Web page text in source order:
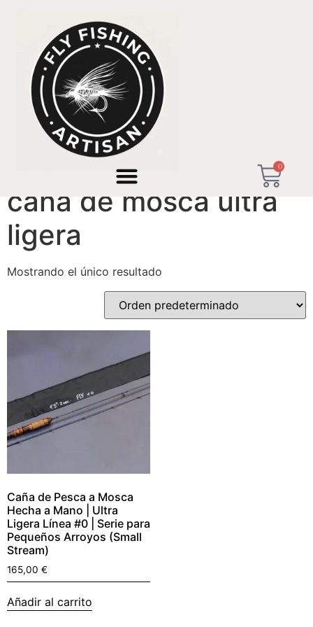
0
/ Productos etiquetados “caña de mosca ultra
caña de mosca ultra
ligera
Mostrando el único resultado
Caña de Pesca a Mosca
Hecha a Mano | Ultra
Ligera Línea #0 | Serie para
Pequeños Arroyos (Small
Stream)
165,00 €
Añadir al carrito